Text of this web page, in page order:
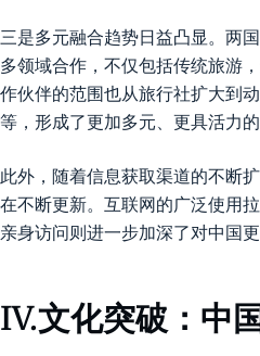
三是多元融合趋势日益凸显。两
多领域合作，不仅包括传统旅游
作伙伴的范围也从旅行社扩大到
等，形成了更加多元、更具活力的
此外，随着信息获取渠道的不断
在不断更新。互联网的广泛使用
亲身访问则进一步加深了对中国
IV.文化突破：中